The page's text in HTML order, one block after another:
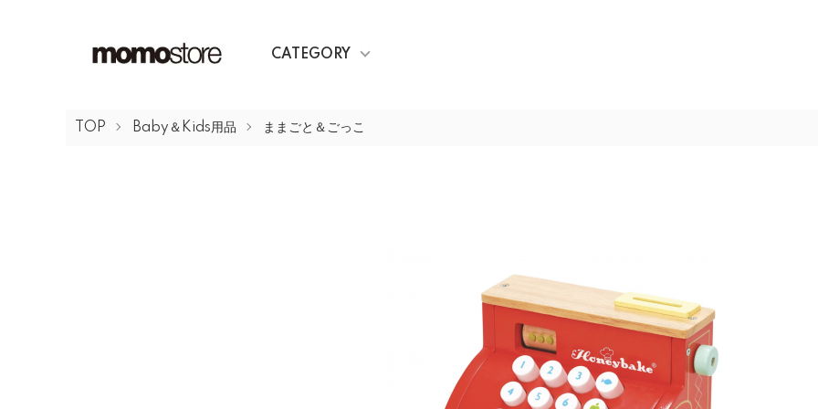
CATEGORY
TOP Baby＆Kids用品 ままごと＆ごっこ